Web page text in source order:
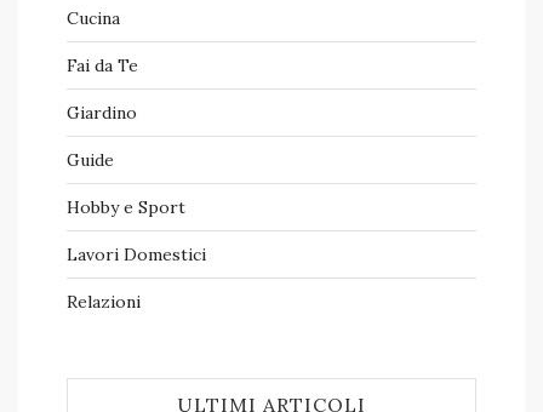
Cucina
Fai da Te
Giardino
Guide
Hobby e Sport
Lavori Domestici
Relazioni
ULTIMI ARTICOLI